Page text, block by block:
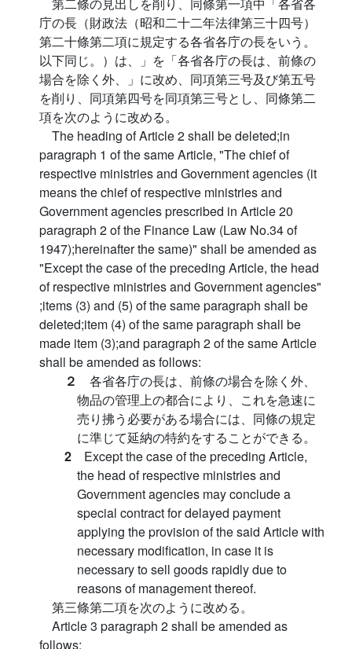
第二條の見出しを削り、同條第一項中「各省各
庁の長（財政法（昭和二十二年法律第三十四号）
第二十條第二項に規定する各省各庁の長をいう。
以下同じ。）は、」を「各省各庁の長は、前條の
場合を除く外、」に改め、同項第三号及び第五号
を削り、同項第四号を同項第三号とし、同條第二
項を次のように改める。
The heading of Article 2 shall be deleted;in
paragraph 1 of the same Article, "The chief of
respective ministries and Government agencies (it
means the chief of respective ministries and
Government agencies prescribed in Article 20
paragraph 2 of the Finance Law (Law No.34 of
1947);hereinafter the same)" shall be amended as
"Except the case of the preceding Article, the head
of respective ministries and Government agencies"
;items (3) and (5) of the same paragraph shall be
deleted;item (4) of the same paragraph shall be
made item (3);and paragraph 2 of the same Article
shall be amended as follows:
２ 各省各庁の長は、前條の場合を除く外、
物品の管理上の都合により、これを急速に
売り拂う必要がある場合には、同條の規定
に準じて延納の特約をすることができる。
2 Except the case of the preceding Article,
the head of respective ministries and
Government agencies may conclude a
special contract for delayed payment
applying the provision of the said Article with
necessary modification, in case it is
necessary to sell goods rapidly due to
reasons of management thereof.
第三條第二項を次のように改める。
Article 3 paragraph 2 shall be amended as
follows: